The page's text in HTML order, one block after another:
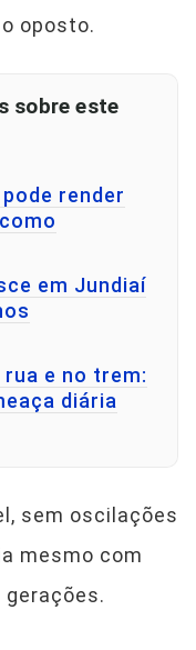
oposto.
sobre este
render
em Jundiaí
e no trem:
diária
sem oscilações
mesmo com
gerações.